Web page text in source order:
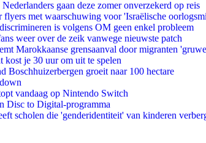
gaan deze zomer onverzekerd op reis
flyers met waarschuwing voor 'Israëlische
is volgens OM geen enkel probleem
weer over de zeik vanwege nieuwste patch
Marokkaanse grensaanval door migranten
kost je 30 uur om uit te spelen
Boschhuizerbergen groeit naar 100 hectare
vandaag op Nintendo Switch
Disc to Digital-programma
scholen die 'genderidentiteit' van kinderen